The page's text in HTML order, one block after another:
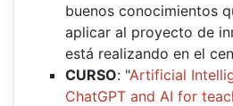
buenos conocimientos
aplicar al proyecto de
está realizando en el
CURSO: "Artificial
ChatGPT and AI for